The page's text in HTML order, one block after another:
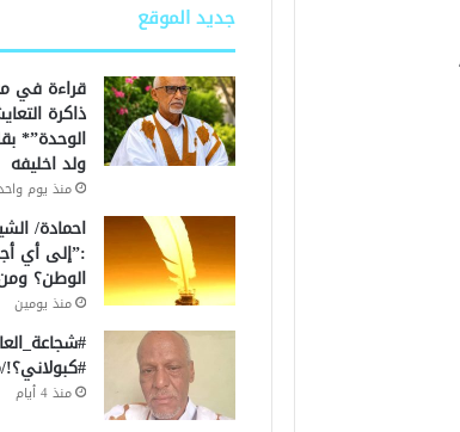
جديد الموقع
قراءة في
ذاكرة
الوحدة”*
ولد اخليفه
منذ يوم
احمادة/
:”إلى أي
الوطن؟
منذ يومين
منذ 4 أيام